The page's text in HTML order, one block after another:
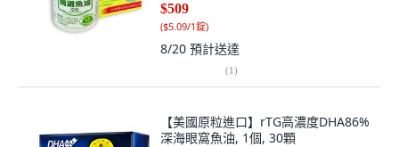
$509
($5.09/1錠)
8/20 預計送達
(1)
【美國原粒進口】rTG高濃度DHA86%
深海眼窩魚油, 1個, 30顆